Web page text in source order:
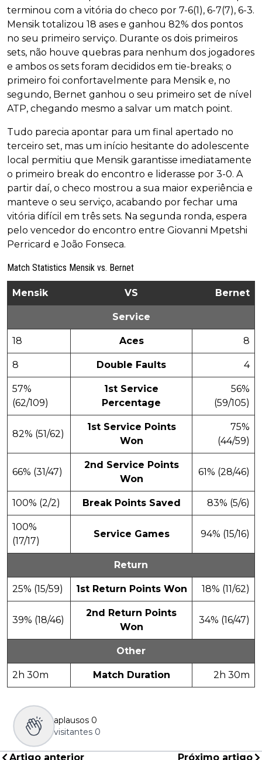
terminou com a vitória do checo por 7-6(1), 6-7(7), 6-3.
Mensik totalizou 18 ases e ganhou 82% dos pontos
no seu primeiro serviço. Durante os dois primeiros
sets, não houve quebras para nenhum dos jogadores
e ambos os sets foram decididos em tie-breaks; o
primeiro foi confortavelmente para Mensik e, no
segundo, Bernet ganhou o seu primeiro set de nível
ATP, chegando mesmo a salvar um match point.
Tudo parecia apontar para um final apertado no
terceiro set, mas um início hesitante do adolescente
local permitiu que Mensik garantisse imediatamente
o primeiro break do encontro e liderasse por 3-0. A
partir daí, o checo mostrou a sua maior experiência e
manteve o seu serviço, acabando por fechar uma
vitória difícil em três sets. Na segunda ronda, espera
pelo vencedor do encontro entre Giovanni Mpetshi
Perricard e João Fonseca.
Match Statistics Mensik vs. Bernet
Mensik VS Bernet
Service
18 Aces 8
8 Double Faults 4
57%
(62/109)
1st Service
Percentage
56%
(59/105)
82% (51/62)
1st Service Points
Won
75%
(44/59)
66% (31/47)
2nd Service Points
Won
61% (28/46)
100% (2/2) Break Points Saved 83% (5/6)
100%
(17/17)
Service Games 94% (15/16)
Return
25% (15/59) 1st Return Points Won 18% (11/62)
39% (18/46)
2nd Return Points
Won
34% (16/47)
Other
2h 30m Match Duration 2h 30m
aplausos 0
visitantes 0
Artigo anterior Próximo artigo